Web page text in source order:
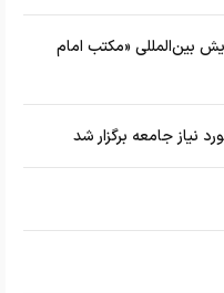
بین‌المللی «مکتب امام
نیاز جامعه برگزار شد